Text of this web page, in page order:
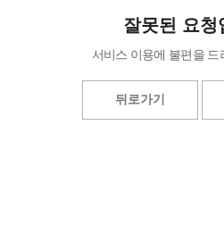
잘못된 요청
서비스 이용에 불편을 드
뒤로가기